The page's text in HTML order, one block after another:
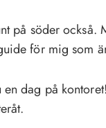
på söder också.
för mig som
dag på